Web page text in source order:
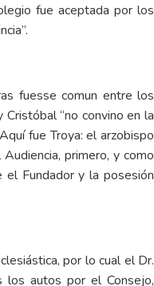
fue aceptada por los
fuesse comun entre los
“no convino en la
fue Troya: el arzobispo
primero, y como
el Fundador y la posesión
por lo cual el Dr.
los autos por el Consejo,